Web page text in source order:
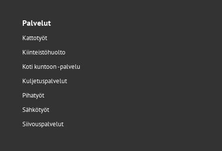
Palvelut
Kattotyöt
Kiinteistöhuolto
Koti kuntoon -palvelu
Kuljetuspalvelut
Pihatyöt
Sähkötyöt
Siivouspalvelut